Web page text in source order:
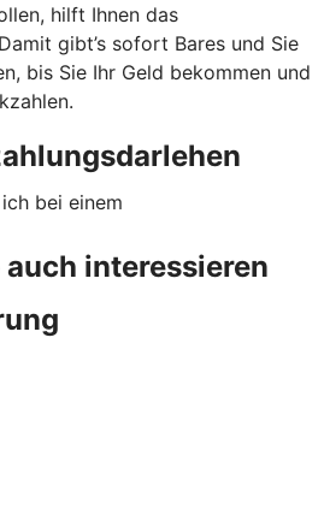
hilft Ihnen das
gibt’s sofort Bares und Sie
bis Sie Ihr Geld bekommen und
bei einem
auch interessieren